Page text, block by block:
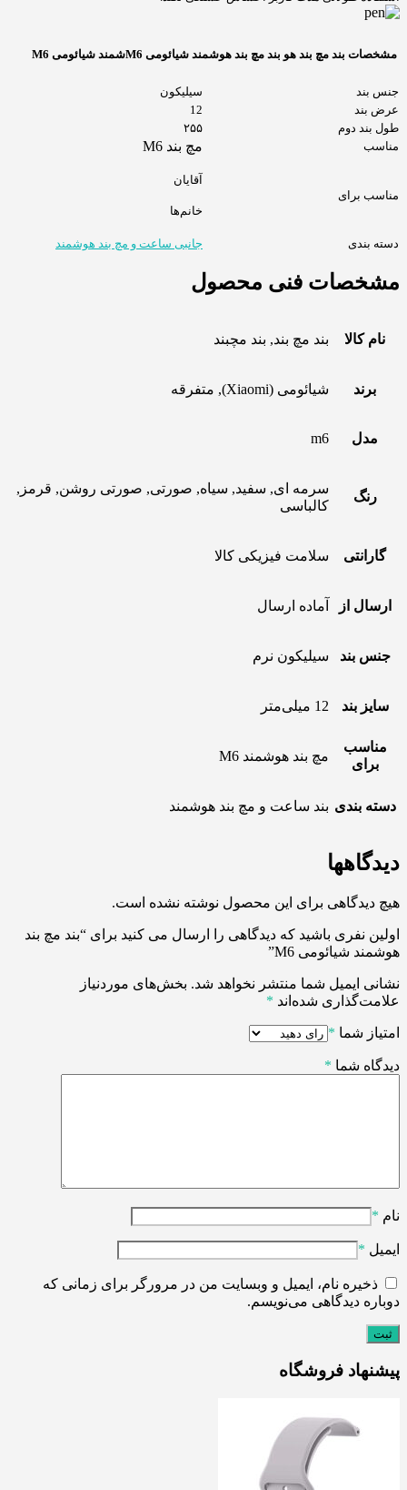
مشخصات بند مچ بند هو بند مچ بند هوشمند شیائومی M6شمند شیائومی M6
جنس بند
سیلیکون
عرض بند
12
طول بند دوم
۲۵۵
مناسب
مچ بند M6
مناسب برای
آقایان
خانم‌ها
دسته بندی جانبی ساعت و مچ بند هوشمند
مشخصات فنی محصول
نام کالا بند مچ بند, بند مچبند
برند شیائومی (Xiaomi), متفرقه
مدل m6
رنگ
سرمه ای, سفید, سیاه, صورتی, صورتی روشن, قرمز,
کالباسی
گارانتی سلامت فیزیکی کالا
ارسال از آماده ارسال
جنس بند سیلیکون نرم
سایز بند 12 میلی‌متر
مناسب
برای
مچ بند هوشمند M6
دسته بندی بند ساعت و مچ بند هوشمند
دیدگاهها
هیچ دیدگاهی برای این محصول نوشته نشده است.
اولین نفری باشید که دیدگاهی را ارسال می کنید برای “بند مچ بند
هوشمند شیائومی M6”
نشانی ایمیل شما منتشر نخواهد شد. بخش‌های موردنیاز
علامت‌گذاری شده‌اند *
امتیاز شما *
دیدگاه شما *
نام *
ایمیل *
ذخیره نام، ایمیل و وبسایت من در مرورگر برای زمانی که
دوباره دیدگاهی می‌نویسم.
پیشنهاد فروشگاه